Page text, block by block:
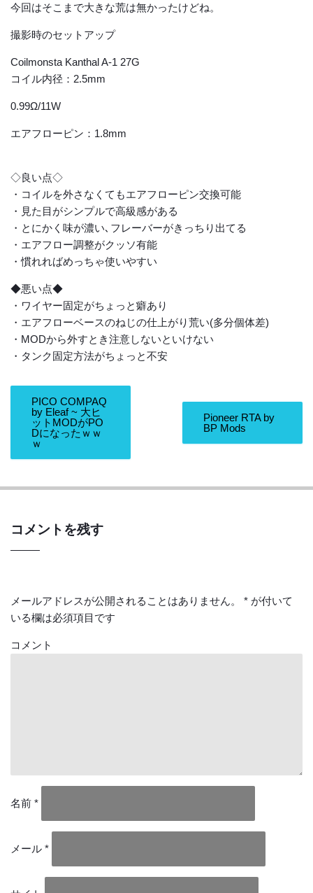
今回はそこまで大きな荒は無かったけどね。
撮影時のセットアップ
Coilmonsta Kanthal A-1 27G
コイル内径：2.5mm
0.99Ω/11W
エアフローピン：1.8mm
◇良い点◇
・コイルを外さなくてもエアフローピン交換可能
・見た目がシンプルで高級感がある
・とにかく味が濃い､フレーバーがきっちり出てる
・エアフロー調整がクッソ有能
・慣れればめっちゃ使いやすい
◆悪い点◆
・ワイヤー固定がちょっと癖あり
・エアフローベースのねじの仕上がり荒い(多分個体差)
・MODから外すとき注意しないといけない
・タンク固定方法がちょっと不安
PICO COMPAQ
by Eleaf ~ 大ヒ
ットMODがPO
Dになったｗｗ
ｗ
Pioneer RTA by
BP Mods
コメントを残す
メールアドレスが公開されることはありません。 * が付いて
いる欄は必須項目です
コメント
名前 *
メール *